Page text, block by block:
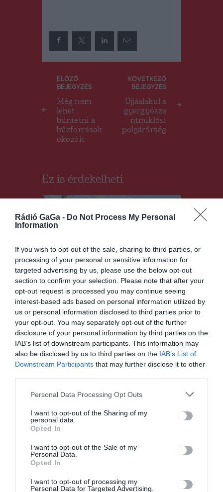
Rádió GaGa - Do Not Process My Personal
Information
If you wish to opt-out of the sale, sharing to third parties, or
processing of your personal or sensitive information for
targeted advertising by us, please use the below opt-out
section to confirm your selection. Please note that after your
opt-out request is processed you may continue seeing
interest-based ads based on personal information utilized by
us or personal information disclosed to third parties prior to
your opt-out. You may separately opt-out of the further
disclosure of your personal information by third parties on the
IAB’s list of downstream participants. This information may
also be disclosed by us to third parties on the IAB’s List of
Downstream Participants that may further disclose it to other
Personal Data Processing Opt Outs
I want to opt-out of the Sharing of my
personal data.
Opted In
I want to opt-out of the Sale of my
Personal Data.
Opted In
I want to opt-out of processing my
Personal Data for Targeted Advertising.
Bejegyzés
navigáció
ELŐZŐ
BEJEGYZÉS
Még nem
lehet
büntetni a
bűzforrások
okozóit
KÖVETKEZŐ
BEJEGYZÉS
Újjáalakul a
gyergyósze
ntmiklósi
polgárőrség
Ez is érdekelheti
CSÍKSZÉK
nekiütközött egy parkoló
autónak Csíkszeredában
CSÍKSZÉK
Ezeken a csíkszéki
településeken fognak
sztrájkolni a helyi
Keresés